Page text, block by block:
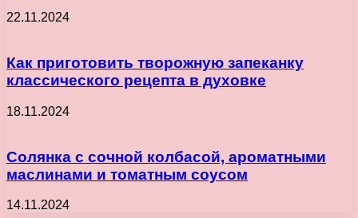
22.11.2024
Как приготовить творожную запеканку
классического рецепта в духовке
18.11.2024
Солянка с сочной колбасой, ароматными
маслинами и томатным соусом
14.11.2024